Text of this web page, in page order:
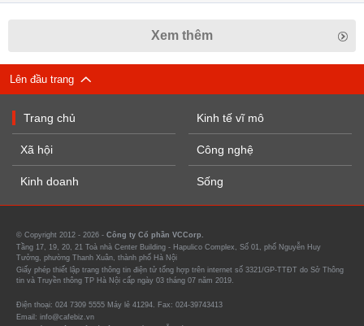
Xem thêm
Lên đầu trang
Trang chủ
Xã hội
Kinh doanh
Kinh tế vĩ mô
Công nghệ
Sống
© Copyright 2012 - 2026 - Công ty Cổ phần VCCorp.
Tầng 17, 19, 20, 21 Toà nhà Center Building - Hapulico Complex, Số 01, phố Nguyễn Huy
Tưởng, phường Thanh Xuân, thành phố Hà Nội
Giấy phép thiết lập trang thông tin điện tử tổng hợp trên internet số 3321/GP-TTĐT do Sở Thông
tin và Truyền thông TP Hà Nội cấp ngày 03 tháng 07 năm 2019.
Điện thoại: 024 7309 5555 Máy lẻ 41294. Fax: 024-39743413
Email: info@cafebiz.vn